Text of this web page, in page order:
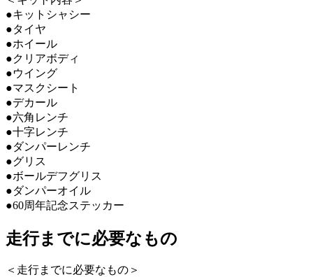
●キットシャシー
●タイヤ
●ホイール
●クリアボディ
●ウイング
●マスクシート
●デカール
●六角レンチ
●十字レンチ
●ダンパーレンチ
●グリス
●ボールデフグリス
●ダンパーオイル
●60周年記念ステッカー
走行までに必要なもの
＜走行までに必要なもの＞